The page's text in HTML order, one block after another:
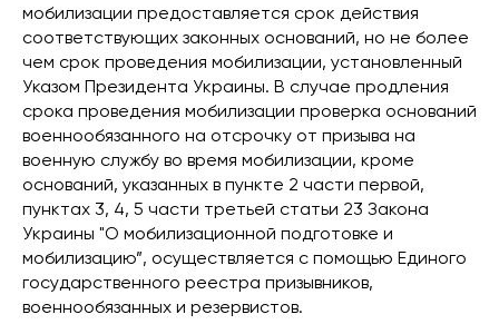
мобилизации предоставляется срок действия
соответствующих законных оснований, но не более
чем срок проведения мобилизации, установленный
Указом Президента Украины. В случае продления
срока проведения мобилизации проверка оснований
военнообязанного на отсрочку от призыва на
военную службу во время мобилизации, кроме
оснований, указанных в пункте 2 части первой,
пунктах 3, 4, 5 части третьей статьи 23 Закона
Украины "О мобилизационной подготовке и
мобилизацию”, осуществляется с помощью Единого
государственного реестра призывников,
военнообязанных и резервистов.